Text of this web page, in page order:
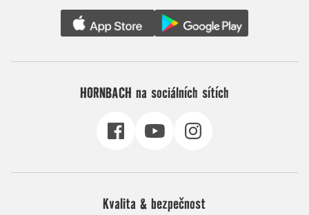
HORNBACH na sociálních sítích
Kvalita & bezpečnost